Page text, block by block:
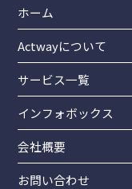
ホーム
Actwayについて
サービス一覧
インフォボックス
会社概要
お問い合わせ